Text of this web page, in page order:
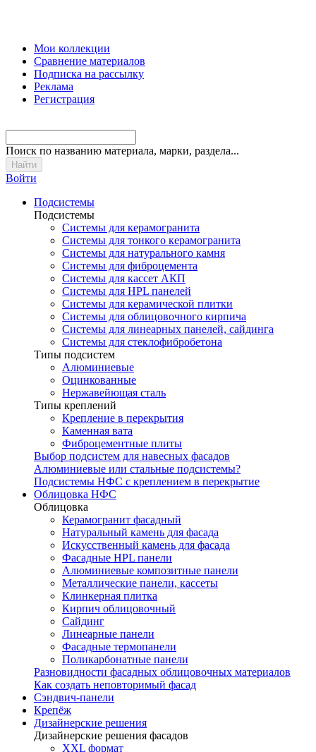
Мои коллекции
Сравнение материалов
Подписка на рассылку
Реклама
Регистрация
Поиск по названию материала, марки, раздела...
Войти
Подсистемы
Подсистемы
Системы для керамогранита
Системы для тонкого керамогранита
Системы для натурального камня
Системы для фиброцемента
Системы для кассет АКП
Системы для HPL панелей
Системы для керамической плитки
Системы для облицовочного кирпича
Системы для линеарных панелей, сайдинга
Системы для стеклофибробетона
Типы подсистем
Алюминиевые
Оцинкованные
Нержавейющая сталь
Типы креплений
Крепление в перекрытия
Каменная вата
Фиброцементные плиты
Выбор подсистем для навесных фасадов
Алюминиевые или стальные подсистемы?
Подсистемы НФС с креплением в перекрытие
Облицовка НФС
Облицовка
Керамогранит фасадный
Натуральный камень для фасада
Искусственный камень для фасада
Фасадные HPL панели
Алюминиевые композитные панели
Металлические панели, кассеты
Клинкерная плитка
Кирпич облицовочный
Сайдинг
Линеарные панели
Фасадные термопанели
Поликарбонатные панели
Разновидности фасадных облицовочных материалов
Как создать неповторимый фасад
Сэндвич-панели
Крепёж
Дизайнерские решения
Дизайнерские решения фасадов
XXL формат